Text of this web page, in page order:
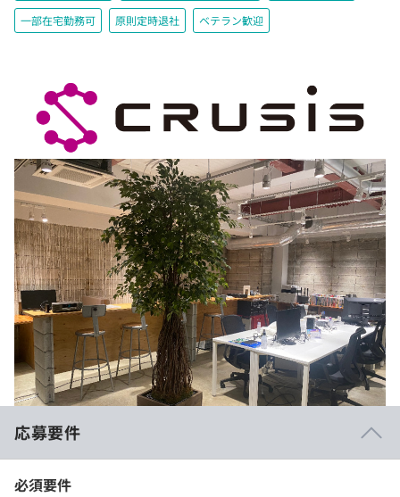
一部在宅勤務可 原則定時退社 ベテラン歓迎
応募要件
必須要件